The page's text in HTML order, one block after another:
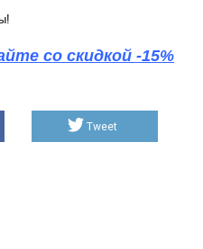
со скидкой -15%
Tweet